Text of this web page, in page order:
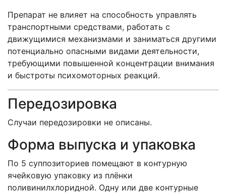
Препарат не влияет на способность управлять
транспортными средствами, работать с
движущимися механизмами и заниматься другими
потенциально опасными видами деятельности,
требующими повышенной концентрации внимания
и быстроты психомоторных реакций.
Передозировка
Случаи передозировки не описаны.
Форма выпуска и упаковка
По 5 суппозиториев помещают в контурную
ячейковую упаковку из плёнки
поливинилхлоридной. Одну или две контурные